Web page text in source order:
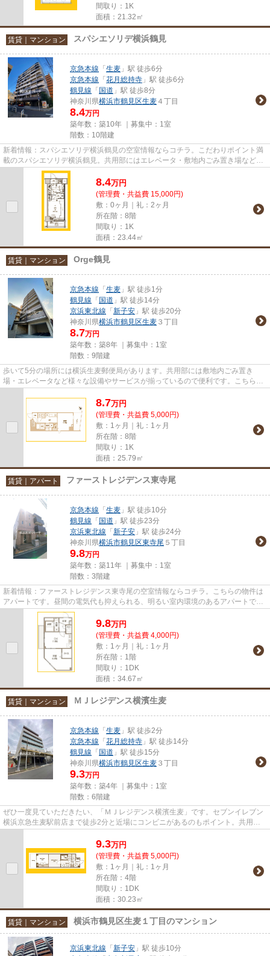
間取り：1K
面積：21.32㎡
賃貸｜マンション スパシエソリデ横浜鶴見
京急本線 「 生麦 」駅 徒歩6分
京急本線 「 花月総持寺 」駅 徒歩6分
鶴見線 「 国道 」駅 徒歩8分
神奈川県横浜市鶴見区生麦 ４丁目
8.4万円
築年数：築10年 ｜募集中： 1室
階数：10階建
新着情報：スパシエソリデ横浜鶴見の空室情報ならコチラ。こだわりポイント満
載のスパシエソリデ横浜鶴見。共用部にはエレベータ・敷地内ごみ置き場など
様々な設備やサービスが揃って...
8.4万円
(管理費・共益費 15,000円)
敷：0ヶ月｜礼：2ヶ月
所在階：8階
間取り：1K
面積：23.44㎡
賃貸｜マンション Orge鶴見
京急本線 「 生麦 」駅 徒歩1分
鶴見線 「 国道 」駅 徒歩14分
京浜東北線 「 新子安 」駅 徒歩20分
神奈川県横浜市鶴見区生麦 ３丁目
8.7万円
築年数：築8年 ｜募集中： 1室
階数：9階建
歩いて5分の場所には横浜生麦郵便局があります。共用部には敷地内ごみ置き
場・エレベータなど様々な設備やサービスが揃っているので便利です。こちらは
8.7万円
(管理費・共益費 5,000円)
敷：1ヶ月｜礼：1ヶ月
所在階：8階
間取り：1K
面積：25.79㎡
賃貸｜アパート ファーストレジデンス東寺尾
京急本線 「 生麦 」駅 徒歩10分
鶴見線 「 国道 」駅 徒歩23分
京浜東北線 「 新子安 」駅 徒歩24分
神奈川県横浜市鶴見区東寺尾 ５丁目
9.8万円
築年数：築11年 ｜募集中： 1室
階数：3階建
新着情報：ファーストレジデンス東寺尾の空室情報ならコチラ。こちらの物件は
アパートです。昼間の電気代も抑えられる、明るい室内環境のあるアパートで
す。朝に慌てることなく行動す...
9.8万円
(管理費・共益費 4,000円)
敷：1ヶ月｜礼：1ヶ月
所在階：1階
間取り：1DK
面積：34.67㎡
賃貸｜マンション ＭＪレジデンス横濱生麦
京急本線 「 生麦 」駅 徒歩2分
京急本線 「 花月総持寺 」駅 徒歩14分
鶴見線 「 国道 」駅 徒歩15分
神奈川県横浜市鶴見区生麦 ３丁目
9.3万円
築年数：築4年 ｜募集中： 1室
階数：6階建
ぜひ一度見ていただきたい、「ＭＪレジデンス横濱生麦」です。セブンイレブン
横浜京急生麦駅前店まで徒歩2分と近場にコンビニがあるのもポイント。共用部
9.3万円
(管理費・共益費 5,000円)
敷：1ヶ月｜礼：1ヶ月
所在階：4階
間取り：1DK
面積：30.23㎡
賃貸｜マンション 横浜市鶴見区生麦１丁目のマンション
京浜東北線 「 新子安 」駅 徒歩10分